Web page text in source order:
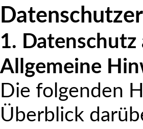
1.
Allgemeine
Die folgenden
Überblick